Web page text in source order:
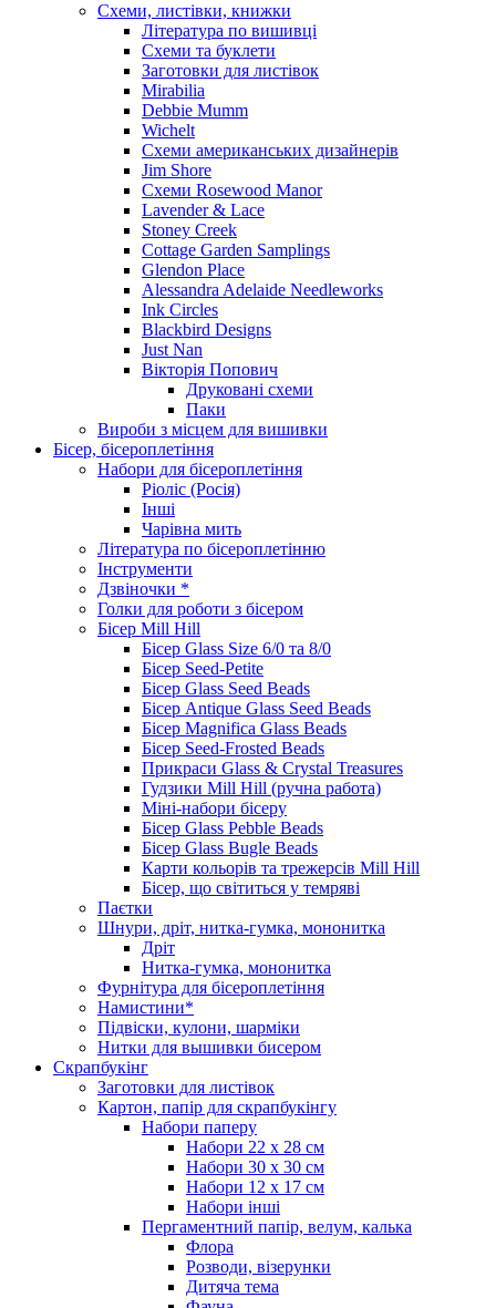
Схеми, листівки, книжки
Література по вишивці
Схеми та буклети
Заготовки для листівок
Mirabilia
Debbie Mumm
Wichelt
Схеми американських дизайнерів
Jim Shore
Cхеми Rosewood Manor
Lavender & Lace
Stoney Creek
Cottage Garden Samplings
Glendon Place
Alessandra Adelaide Needleworks
Ink Circles
Blackbird Designs
Just Nan
Вікторія Попович
Друковані схеми
Паки
Вироби з місцем для вишивки
Бісер, бісероплетіння
Набори для бісероплетіння
Ріоліс (Росія)
Інші
Чарівна мить
Література по бісероплетінню
Інструменти
Дзвіночки *
Голки для роботи з бісером
Бісер Mill Hill
Бісер Glass Size 6/0 та 8/0
Бісер Seed-Petite
Бісер Glass Seed Beads
Бісер Antique Glass Seed Beads
Бісер Magnifica Glass Beads
Бісер Seed-Frosted Beads
Прикраси Glass & Crystal Treasures
Гудзики Mill Hill (ручна работа)
Міні-набори бісеру
Бісер Glass Pebble Beads
Бісер Glass Bugle Beads
Карти кольорів та трежерсів Mill Hill
Бісер, що світиться у темряві
Паєтки
Шнури, дріт, нитка-гумка, мононитка
Дріт
Нитка-гумка, мононитка
Фурнітура для бісероплетіння
Намистини*
Підвіски, кулони, шарміки
Нитки для вышивки бисером
Скрапбукінг
Заготовки для листівок
Картон, папір для скрапбукінгу
Набори паперу
Набори 22 х 28 см
Набори 30 х 30 см
Набори 12 х 17 см
Набори інші
Пергаментний папір, велум, калька
Флора
Розводи, візерунки
Дитяча тема